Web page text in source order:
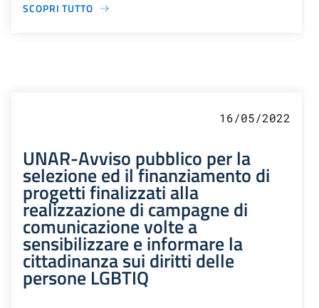
SCOPRI TUTTO
16/05/2022
UNAR-Avviso pubblico per la
selezione ed il finanziamento di
progetti finalizzati alla
realizzazione di campagne di
comunicazione volte a
sensibilizzare e informare la
cittadinanza sui diritti delle
persone LGBTIQ